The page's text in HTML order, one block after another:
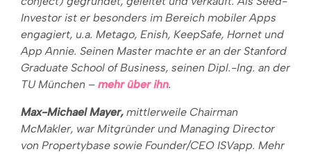
Investor ist er besonders im Bereich mobiler Apps
engagiert, u.a. Metago, Enish, KeepSafe, Hornet und
App Annie. Seinen Master machte er an der Stanford
Graduate School of Business, seinen Dipl.-Ing. an der
TU München – mehr über ihn.
Max-Michael Mayer, mittlerweile Chairman
McMakler, war Mitgründer und Managing Director
von Propertybase sowie Founder/CEO ISVapp. Mehr